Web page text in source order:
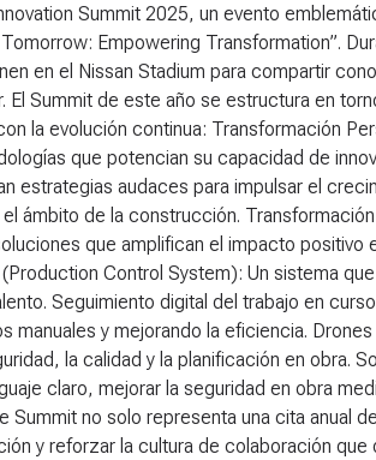
Summit 2025, un evento
Empowering Transformation”.
en el Nissan Stadium para compartir
El Summit de este año se estructura en
la evolución continua: Transformación
que potencian su capacidad de
estrategias audaces para impulsar el
ámbito de la construcción.
que amplifican el impacto positivo
Control System): Un sistema
Seguimiento digital del trabajo en
y mejorando la eficiencia.
la calidad y la planificación en obra.
claro, mejorar la seguridad en obra
no solo representa una cita anual
y reforzar la cultura de colaboración que